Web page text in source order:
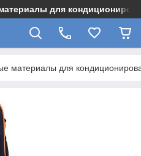
для
материалы для